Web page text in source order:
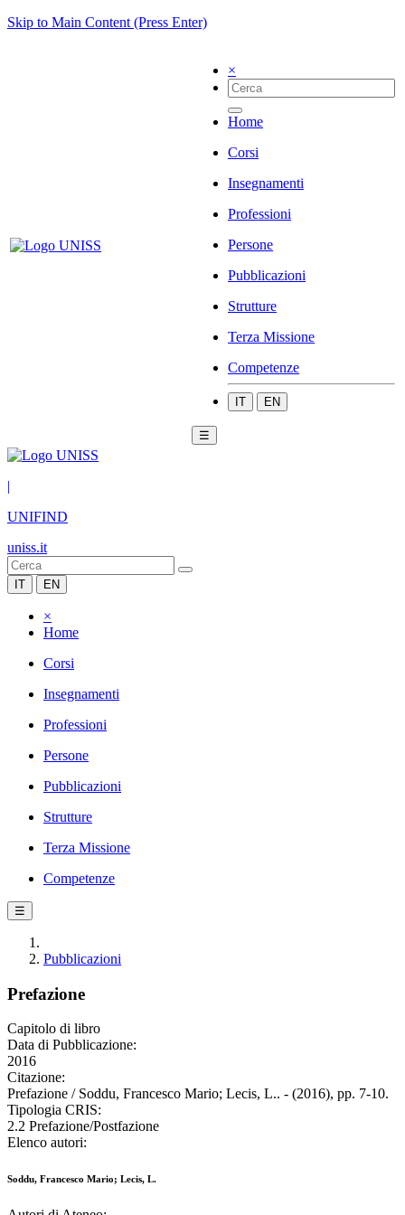
Skip to Main Content (Press Enter)
×
Home
Corsi
Insegnamenti
Professioni
Persone
Pubblicazioni
Strutture
Terza Missione
Competenze
IT EN
☰
|
UNIFIND
uniss.it
IT EN
×
Home
Corsi
Insegnamenti
Professioni
Persone
Pubblicazioni
Strutture
Terza Missione
Competenze
☰
Pubblicazioni
Prefazione
Capitolo di libro
Data di Pubblicazione:
2016
Citazione:
Prefazione / Soddu, Francesco Mario; Lecis, L.. - (2016), pp. 7-10.
Tipologia CRIS:
2.2 Prefazione/Postfazione
Elenco autori:
Soddu, Francesco Mario; Lecis, L.